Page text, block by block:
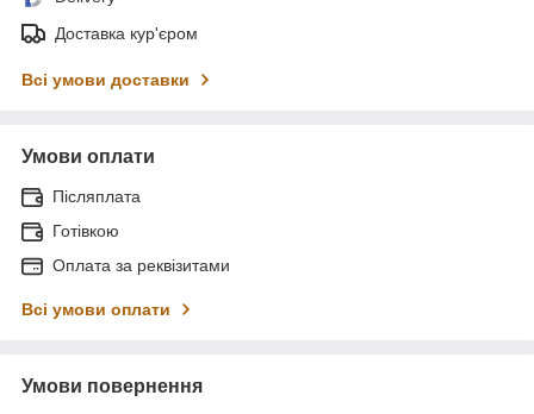
Доставка кур'єром
Всі умови доставки
Умови оплати
Післяплата
Готівкою
Оплата за реквізитами
Всі умови оплати
Умови повернення